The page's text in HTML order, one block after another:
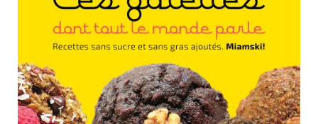
Nouveautés
Numérique
Livres audio
Meilleurs vendeurs
Page vedette